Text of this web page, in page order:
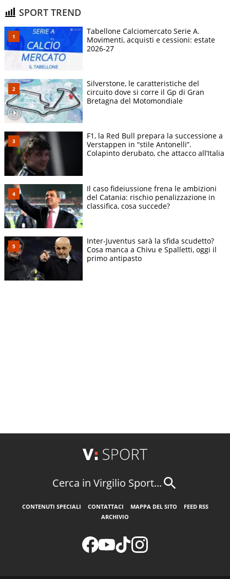
SPORT TREND
Tabellone Calciomercato Serie A.
Movimenti, acquisti e cessioni: estate
2026-27
Silverstone, le caratteristiche del
circuito dove si corre il Gp di Gran
Bretagna del Motomondiale
F1, la Red Bull prepara la successione a
Verstappen in “stile Antonelli”.
Colapinto derubato, che attacco all’Italia
Il caso fideiussione frena le ambizioni
del Catania: rischio penalizzazione in
classifica, cosa succede?
Inter-Juventus sarà la sfida scudetto?
Cosa manca a Chivu e Spalletti, oggi il
primo antipasto
Cerca in Virgilio Sport...
CONTENUTI SPECIALI CONTATTACI MAPPA DEL SITO
FEED RSS
ARCHIVIO